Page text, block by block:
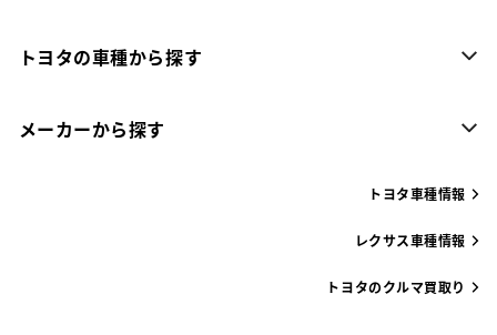
トヨタの車種から探す
メーカーから探す
トヨタ車種情報
レクサス車種情報
トヨタのクルマ買取り